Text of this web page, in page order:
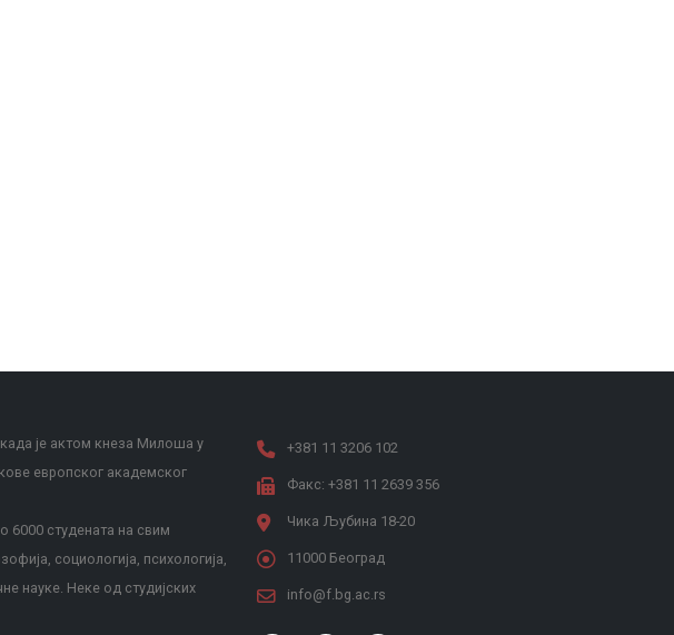
када је актом кнеза Милоша у
европског академског
6000 студената на свим
социологија, психологија,
науке. Неке од студијских
+381 11 3206 102
Факс: +381 11 2639 356
Чика Љубина 18-20
11000 Београд
info@f.bg.ac.rs